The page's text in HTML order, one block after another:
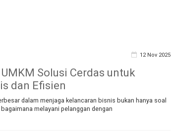
12 Nov 2025
Solusi Cerdas untuk
dan Efisien
dalam menjaga kelancaran bisnis bukan hanya soal
melayani pelanggan dengan